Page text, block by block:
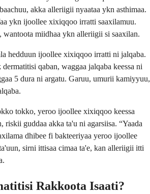
akka alleriigii nyaataa ykn asthimaa.
ykn ijoollee xixiqqoo irratti saaxilamuu.
miidhaa ykn alleriigii si saaxilan.
hedduun ijoollee xixiqqoo irratti ni jalqaba.
qaban, waggaa jalqaba keessa ni
5 dura ni argatu. Garuu, umurii kamiyyuu,
tokko, yeroo ijoollee xixiqqoo keessa
riskii guddaa akka ta'u ni agarsiisa. “Yaada
dhibee fi bakteeriyaa yeroo ijoollee
sirni ittisaa cimaa ta'e, kan alleriigii itti
Rakkoota Isaati?